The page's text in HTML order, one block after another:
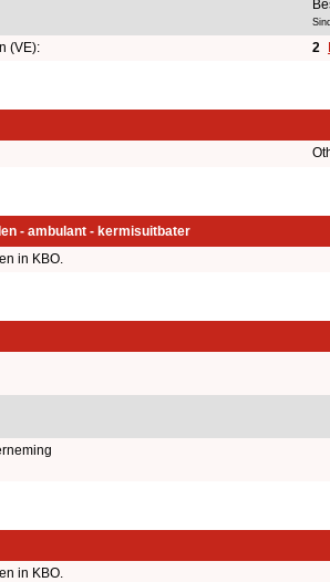
(VE): 2
- ambulant - kermisuitbater
in KBO.
in KBO.